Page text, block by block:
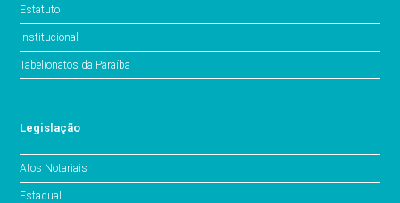
Estatuto
Institucional
Tabelionatos da Paraíba
Legislação
Atos Notariais
Estadual